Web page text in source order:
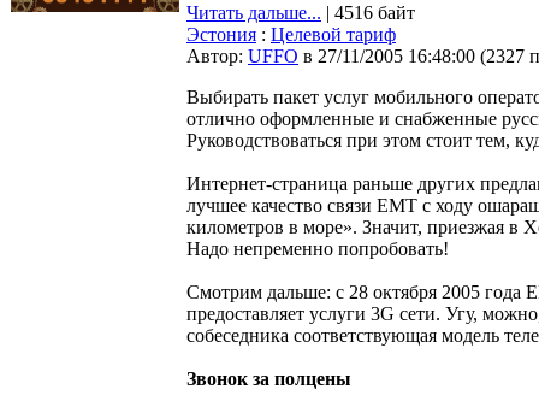
Читать дальше... | 4516 байт
Эстония : Целевой тариф
Автор: UFFO в 27/11/2005 16:48:00 (2327
Выбирать пакет услуг мобильного
отлично оформленные и снабженные
Руководствоваться при этом стоит тем,
Интернет-страница раньше других
лучшее качество связи EMT с ходу
километров в море». Значит, приезжая в
Надо непременно попробовать!
Смотрим дальше: с 28 октября 2005 года
предоставляет услуги 3G сети. Угу,
собеседника соответствующая модель
Звонок за полцены